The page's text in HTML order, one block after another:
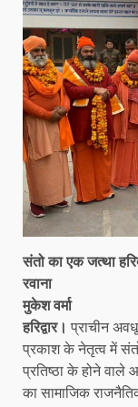
संतो का एक जत्था
रवाना
मुकेश वर्मा
हरिद्वार। प्राचीन
प्रकाश के नेतृत्व में
प्रतिष्ठा के होने
का सामाजिक